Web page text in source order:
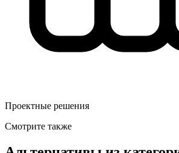
Проектные решения
Смотрите также